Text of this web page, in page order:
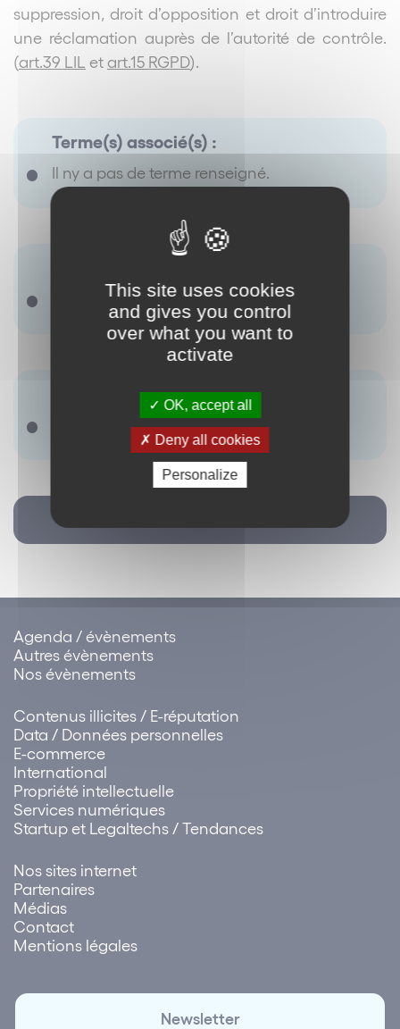
suppression, droit d’opposition et droit d’introduire
une réclamation auprès de l’autorité de contrôle.
(art.39 LIL etart.15 RGPD).
Terme(s) associé(s) :
Il ny a pas de terme renseigné.
Il ny a pas de terme renseigné.
Antonyme(s) :
Il ny a pas de terme renseigné.
Agenda / évènements
Autres évènements
Nos évènements
Contenus illicites / E-réputation
Data / Données personnelles
E-commerce
International
Propriété intellectuelle
Services numériques
Startup et Legaltechs / Tendances
Nos sites internet
Partenaires
Médias
Contact
Mentions légales
Newsletter
This site uses cookies
and gives you control
over what you want to
activate
OK, accept all
Deny all cookies
Personalize